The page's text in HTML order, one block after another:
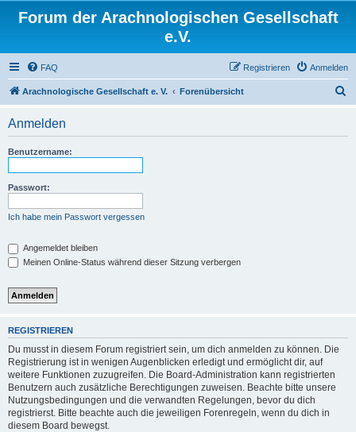
Forum der Arachnologischen Gesellschaft
e.V.
FAQ Anmelden
Registrieren
Arachnologische Gesellschaft e. V. Forenübersicht
Anmelden
Benutzername:
Passwort:
Ich habe mein Passwort vergessen
Angemeldet bleiben
Meinen Online-Status während dieser Sitzung verbergen
REGISTRIEREN
Du musst in diesem Forum registriert sein, um dich anmelden zu können. Die
Registrierung ist in wenigen Augenblicken erledigt und ermöglicht dir, auf
weitere Funktionen zuzugreifen. Die Board-Administration kann registrierten
Benutzern auch zusätzliche Berechtigungen zuweisen. Beachte bitte unsere
Nutzungsbedingungen und die verwandten Regelungen, bevor du dich
registrierst. Bitte beachte auch die jeweiligen Forenregeln, wenn du dich in
diesem Board bewegst.